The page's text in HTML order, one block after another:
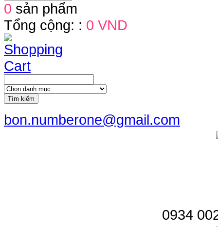
0 sản phẩm
Tổng cộng: : 0 VND
Tìm kiếm
bon.numberone@gmail.com
0934